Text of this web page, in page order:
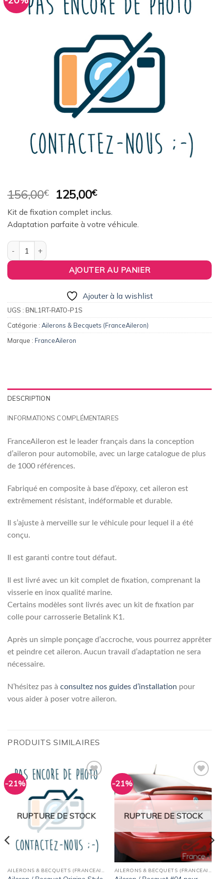
Ajouter
à la
156,00€
Le
initial
était :
125,00€Le
prix
actuel
est :
Kit de fixation complet inclus.
Adaptation parfaite à votre véhicule.
quantité de Aileron / Becquet Origine Replica pour Toyota Rav
AJOUTER AU PANIER
Ajouter à la wishlist
UGS : BNL1RT-RATO-P1S
Catégorie : Ailerons & Becquets (FranceAileron)
Marque : FranceAileron
DESCRIPTION
INFORMATIONS COMPLÉMENTAIRES
FranceAileron est le leader français dans la conception
d’aileron pour automobile, avec un large catalogue de plus
de 1000 références.
Fabriqué en composite à base d’époxy, cet aileron est
extrêmement résistant, indéformable et durable.
Il s’ajuste à merveille sur le véhicule pour lequel il a été
conçu.
Il est garanti contre tout défaut.
Il est livré avec un kit complet de fixation, comprenant la
visserie en inox qualité marine.
Certains modèles sont livrés avec un kit de fixation par
colle pour carrosserie Betalink K1.
Après un simple ponçage d’accroche, vous pourrez apprêter
et peindre cet aileron. Aucun travail d’adaptation ne sera
nécessaire.
N’hésitez pas à consultez nos guides d’installation pour
vous aider à poser votre aileron.
PRODUITS SIMILAIRES
-21%
wishlist
RUPTURE DE STOCK
AILERONS & BECQUETS (FRANCEAILERON)
-21%
Ajouter
à la
wishlist
RUPTURE DE STOCK
AILERONS & BECQUETS (FRANCEAILERON)